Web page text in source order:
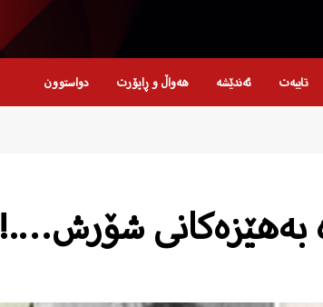
تایبەت ئەندێشە هەواڵ و ڕاپۆرت دواستوون
بەهێزەکانی شۆرش….!